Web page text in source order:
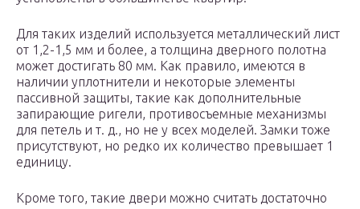
Для таких изделий используется металлический лист
от 1,2-1,5 мм и более, а толщина дверного полотна
может достигать 80 мм. Как правило, имеются в
наличии уплотнители и некоторые элементы
пассивной защиты, такие как дополнительные
запирающие ригели, противосъемные механизмы
для петель и т. д., но не у всех моделей. Замки тоже
присутствуют, но редко их количество превышает 1
единицу.
Кроме того, такие двери можно считать достаточно